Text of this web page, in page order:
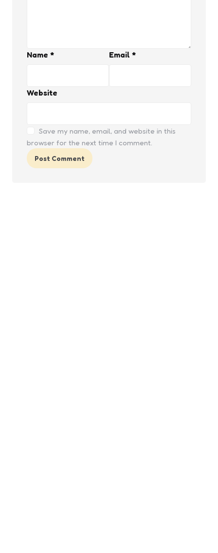
Name * Email *
Website
Save my name, email, and website in this
browser for the next time I comment.